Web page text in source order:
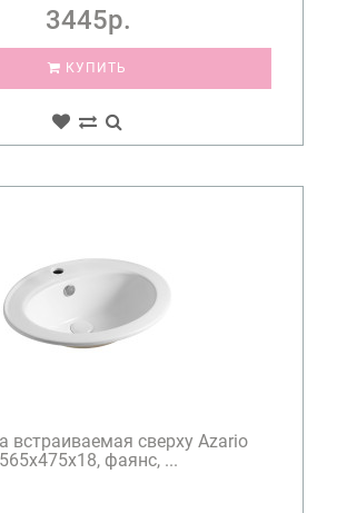
3445р.
КУПИТЬ
встраиваемая сверху Azario
565х475х18, фаянс, ...